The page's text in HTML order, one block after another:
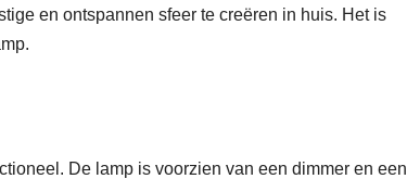
en ontspannen sfeer te creëren in huis. Het is
De lamp is voorzien van een dimmer en een